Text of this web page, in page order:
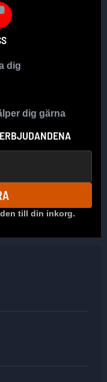
dig
dig gärna
till din inkorg.